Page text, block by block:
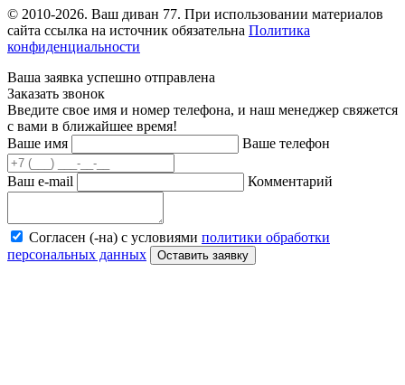
© 2010-2026. Ваш диван 77. При использовании материалов
сайта ссылка на источник обязательна Политика
конфиденциальности
Ваша заявка успешно отправлена
Заказать звонок
Введите свое имя и номер телефона, и наш менеджер свяжется
с вами в ближайшее время!
Ваше имя
Ваше телефон
Ваш e-mail Комментарий
Согласен (-на) с условиями политики обработки
персональных данных